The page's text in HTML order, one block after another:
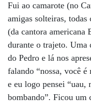
Fui ao camarote (no
amigas solteiras,
(da cantora americana
durante o trajeto. Uma
do Pedro e lá nos
falando “nossa, você
e eu logo pensei “uau,
bombando”. Ficou um